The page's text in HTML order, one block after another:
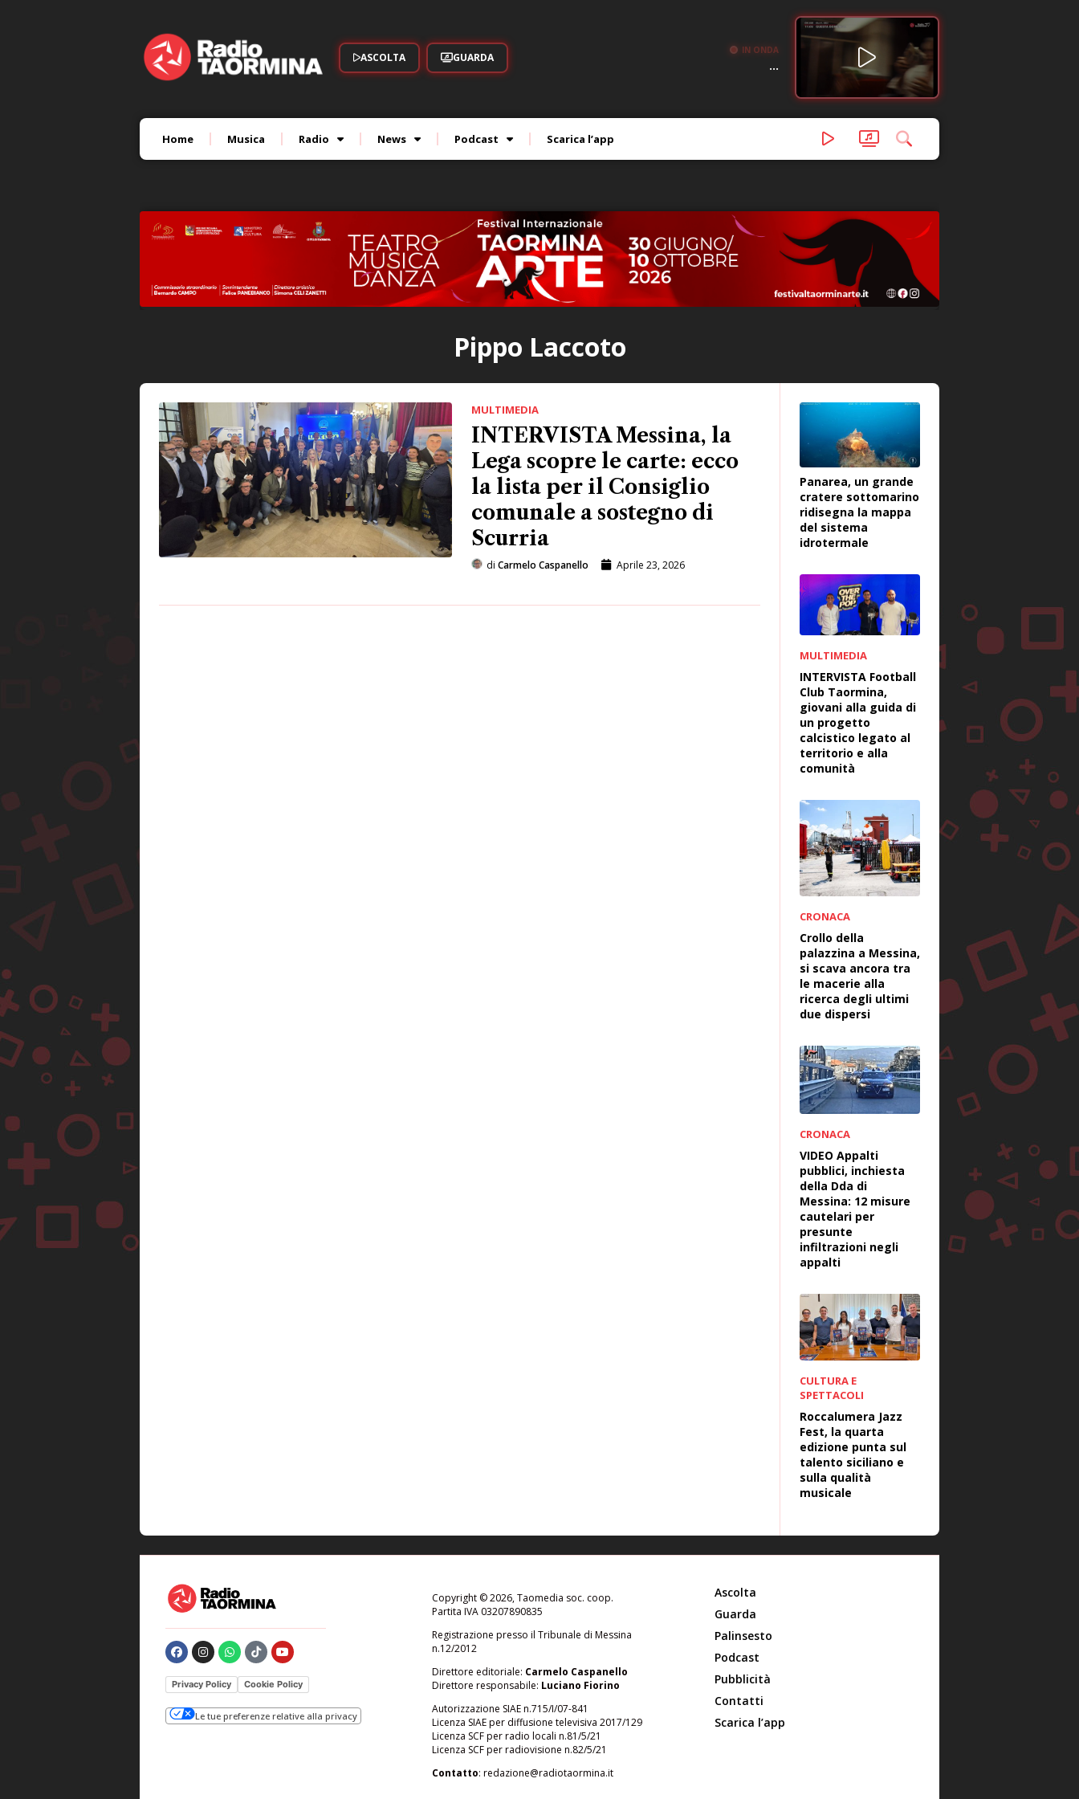
ASCOLTA GUARDA
IN ONDA
...
Home Musica Radio News Podcast Scarica l’app
Pippo Laccoto
MULTIMEDIA
INTERVISTA Messina, la
Lega scopre le carte: ecco
la lista per il Consiglio
comunale a sostegno di
Scurria
di Carmelo Caspanello Aprile 23, 2026
Panarea, un grande
cratere sottomarino
ridisegna la mappa
del sistema
idrotermale
MULTIMEDIA
INTERVISTA Football
Club Taormina,
giovani alla guida di
un progetto
calcistico legato al
territorio e alla
comunità
CRONACA
Crollo della
palazzina a Messina,
si scava ancora tra
le macerie alla
ricerca degli ultimi
due dispersi
CRONACA
VIDEO Appalti
pubblici, inchiesta
della Dda di
Messina: 12 misure
cautelari per
presunte
infiltrazioni negli
appalti
CULTURA E
SPETTACOLI
Roccalumera Jazz
Fest, la quarta
edizione punta sul
talento siciliano e
sulla qualità
musicale
Privacy Policy Cookie Policy
Le tue preferenze relative alla privacy
Copyright © 2026, Taomedia soc. coop.
Partita IVA 03207890835
Registrazione presso il Tribunale di Messina
n.12/2012
Direttore editoriale: Carmelo Caspanello
Direttore responsabile: Luciano Fiorino
Autorizzazione SIAE n.715/I/07-841
Licenza SIAE per diffusione televisiva 2017/129
Licenza SCF per radio locali n.81/5/21
Licenza SCF per radiovisione n.82/5/21
Contatto: redazione@radiotaormina.it
Ascolta
Guarda
Palinsesto
Podcast
Pubblicità
Contatti
Scarica l’app